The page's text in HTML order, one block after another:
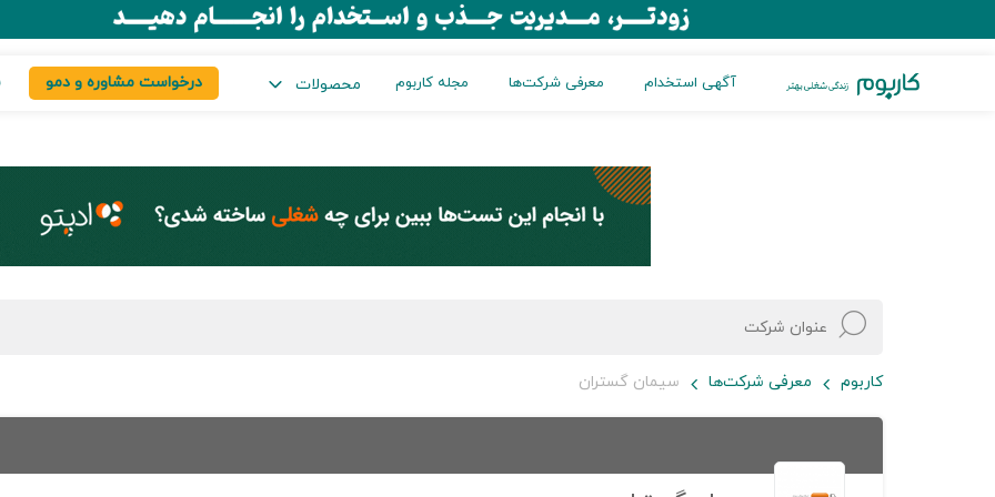
آگهی استخدام معرفی شرکت‌ها مجله کاربوم محصولات درخواست مشاوره و دمو
کاربوم معرفی شرکت‌ها سیمان گستران